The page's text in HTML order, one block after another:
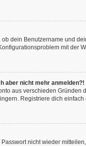
dein Benutzername und
mit der
aber nicht mehr anmelden?!
aus verschieden
Registriere dich
nicht wieder